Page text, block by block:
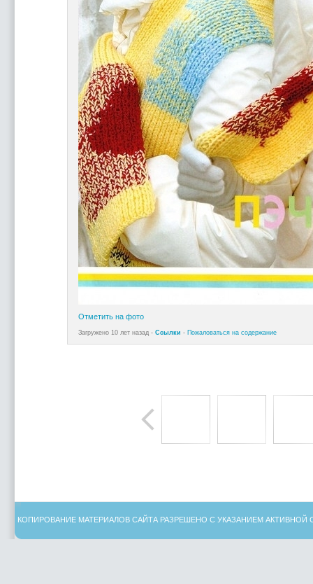
Отметить на фото
Загружено 10 лет назад - Ссылки - Пожаловаться на содержание
КОПИРОВАНИЕ МАТЕРИАЛОВ САЙТА РАЗРЕШЕНО С УКАЗАНИЕМ АКТИВНОЙ